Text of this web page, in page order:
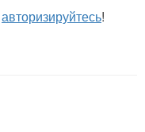
индивидуальных
сроков
авторизируйтесь!